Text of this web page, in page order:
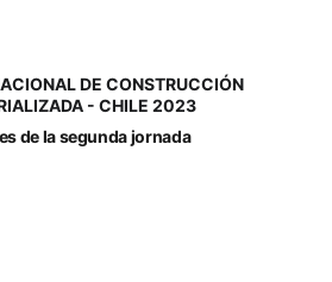
DE CONSTRUCCIÓN
- CHILE 2023
de la segunda jornada